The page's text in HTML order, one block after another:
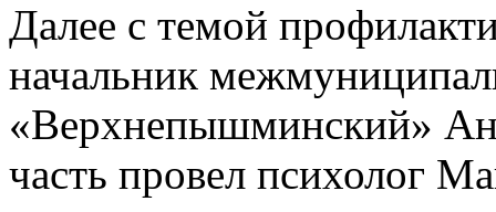
Далее с темой
начальник
«Верхнепышминский»
часть провел психолог